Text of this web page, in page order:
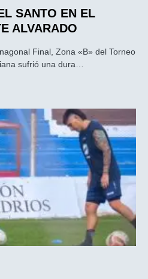
SANTO EN EL
ALVARADO
Final, Zona «B» del Torneo
sufrió una dura…